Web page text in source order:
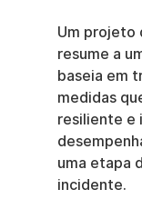
Um projeto
resume a
baseia em
medidas
resiliente e
uma etapa
incidente.